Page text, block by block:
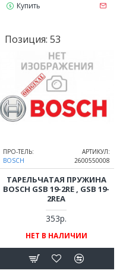
Купить
Позиция: 53
ПРО-ТЕЛЬ:
BOSCH
АРТИКУЛ:
2600550008
ТАРЕЛЬЧАТАЯ ПРУЖИНА
BOSCH GSB 19-2RE , GSB 19-
2REA
353р.
НЕТ В НАЛИЧИИ